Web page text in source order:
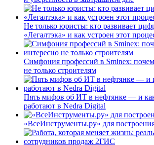
Не только юристы: кто развивает
«Легалтэка» и как устроен этот
Симфония профессий в Sminex:
не только строителям
Пять мифов об ИТ в нефтянке — и
работают в Nedra Digital
«ВсеИнструменты.ру» для